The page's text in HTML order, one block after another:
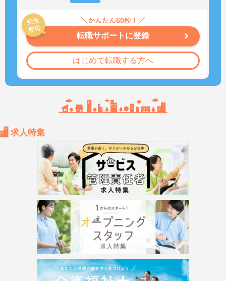
転職サポートに登録
はじめて転職する方へ
求人特集